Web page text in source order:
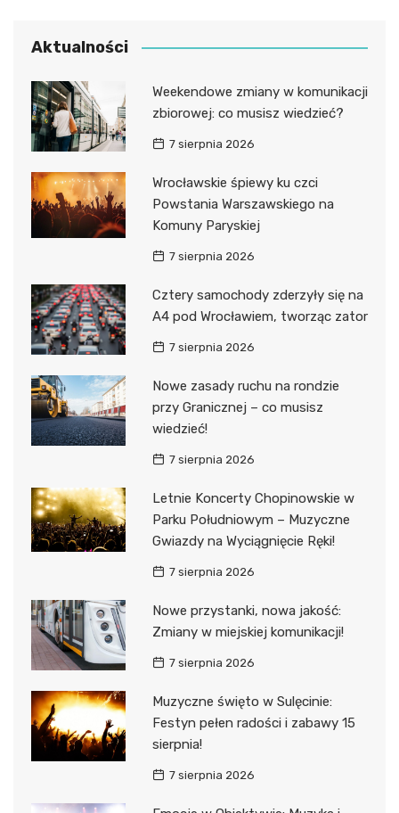
Aktualności
Weekendowe zmiany w komunikacji
zbiorowej: co musisz wiedzieć?
7 sierpnia 2026
Wrocławskie śpiewy ku czci
Powstania Warszawskiego na
Komuny Paryskiej
7 sierpnia 2026
Cztery samochody zderzyły się na
A4 pod Wrocławiem, tworząc zator
7 sierpnia 2026
Nowe zasady ruchu na rondzie
przy Granicznej – co musisz
wiedzieć!
7 sierpnia 2026
Letnie Koncerty Chopinowskie w
Parku Południowym – Muzyczne
Gwiazdy na Wyciągnięcie Ręki!
7 sierpnia 2026
Nowe przystanki, nowa jakość:
Zmiany w miejskiej komunikacji!
7 sierpnia 2026
Muzyczne święto w Sulęcinie:
Festyn pełen radości i zabawy 15
sierpnia!
7 sierpnia 2026